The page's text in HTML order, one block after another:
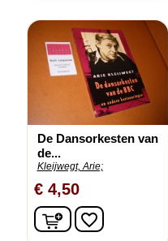
De Dansorkesten van
de...
Kleijwegt, Arie;
€ 4,50
In winkelwagen
favorite_border